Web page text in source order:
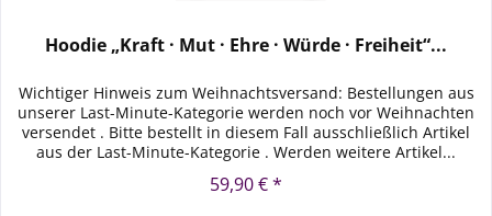
Hoodie „Kraft · Mut · Ehre · Würde · Freiheit“...
Wichtiger Hinweis zum Weihnachtsversand: Bestellungen aus
unserer Last-Minute-Kategorie werden noch vor Weihnachten
versendet . Bitte bestellt in diesem Fall ausschließlich Artikel
aus der Last-Minute-Kategorie . Werden weitere Artikel...
59,90 € *